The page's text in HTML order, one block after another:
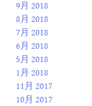
9月 2018
8月 2018
7月 2018
6月 2018
5月 2018
1月 2018
11月 2017
10月 2017